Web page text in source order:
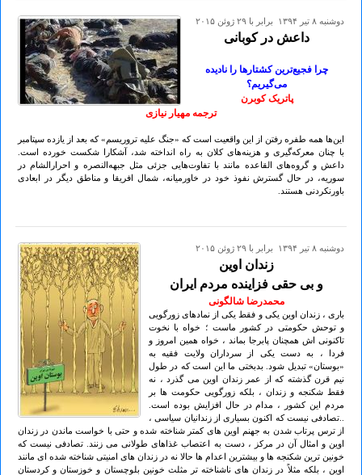
دوشنبه ۸ تير ۱۳۹۴ برابر با ۲۹ ژوئن ۲۰۱۵
داعش در کوبانی
چرا فجیع‌ترین کشتارها را نادیده
می‌گیریم؟
پاتریک کوبرن
ترجمه مهیار نیازی
این‌ها همه طفره رفتن از این واقعیت است که «جنگ علیه تروریسم» که بعد از یازده سپتامبر
با چنان معرکه‌گیری و هزینه‌های کلان به راه انداخته شد، آشکارا شکست خورده است.
داعش و گروه‌های القاعده‌ مانند با تفاوت‌هایی جزئی مثل جبهه‌النصره و احرارالشام در
سوریه، در حال گسترش نفوذ خود در خاورمیانه، شمال افریقا و مناطق دیگر در ابعادی
باورنکردنی هستند.
دوشنبه ۸ تير ۱۳۹۴ برابر با ۲۹ ژوئن ۲۰۱۵
زندان اوین
و بی حقی فزاینده مردم ایران
محمدرضا شالگونی
باری ، زندان اوین یکی و فقط یکی از نمادهای زورگویی
و توحش حکومتی در کشور ماست ؛ خواه با نخوت
تاکنونی اش همچنان پابرجا بماند ، خواه همین امروز و
فردا ، به دست یکی از سرداران ولایت فقیه به
«بوستان» تبدیل شود. بدبختی ما این است که در طول
نیم قرن گذشته که از عمر زندان اوین می گذرد ، نه
فقط شکنجه و زندان ، بلکه زورگویی حکومت ها بر
مردم این کشور ، مدام در حال افزایش بوده است.
..تصادفی نیست که اکنون بسیاری از زندانیان سیاسی ،
از ترس پرتاب شدن به جهنم اوین های کمتر شناخته شده و حتی با خواست ماندن در زندان
اوین و امثال آن در مرکز ، دست به اعتصاب غذاهای طولانی می زنند. تصادفی نیست که
خونین ترین شکنجه ها و بیشترین اعدام ها حالا نه در زندان های امنیتی شناخته شده ای مانند
اوین ، بلکه مثلاً در زندان های ناشناخته تر مثلث خونین بلوچستان و خوزستان و کردستان